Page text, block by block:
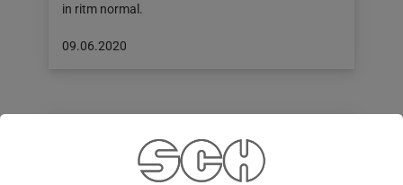
in ritm normal.
Articol
09.06.2020